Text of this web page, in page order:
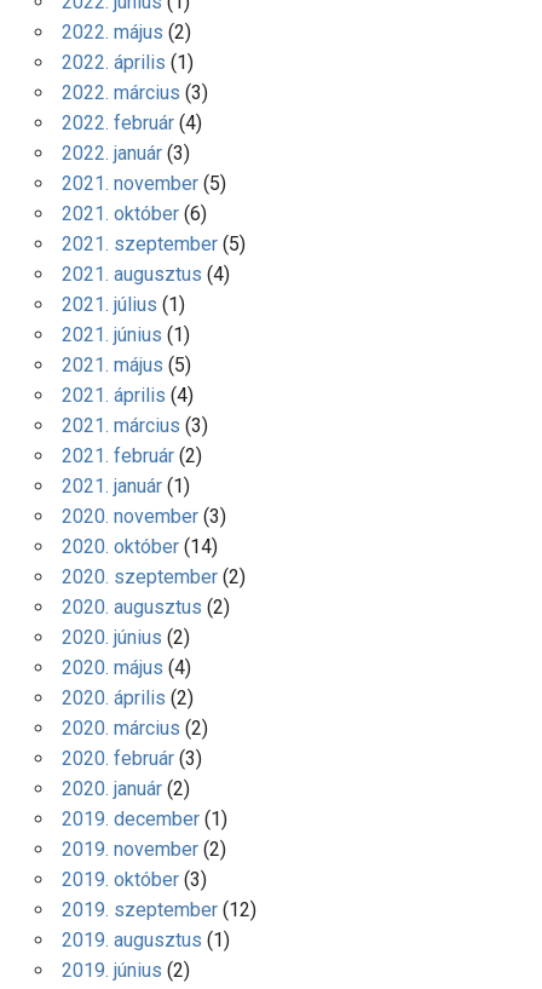
2022. május (2)
2022. április (1)
2022. március (3)
2022. február(4)
2022. január(3)
2021. november(5)
2021. október(6)
2021. szeptember(5)
2021. augusztus (4)
2021. július (1)
2021. június (1)
2021. május (5)
2021. április (4)
2021. március (3)
2021. február(2)
2021. január(1)
2020. november(3)
2020. október(14)
2020. szeptember(2)
2020. augusztus (2)
2020. június (2)
2020. május (4)
2020. április (2)
2020. március (2)
2020. február(3)
2020. január(2)
2019. december(1)
2019. november(2)
2019. október(3)
2019. szeptember(12)
2019. augusztus (1)
2019. június (2)